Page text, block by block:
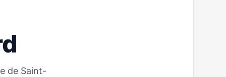
de Saint-